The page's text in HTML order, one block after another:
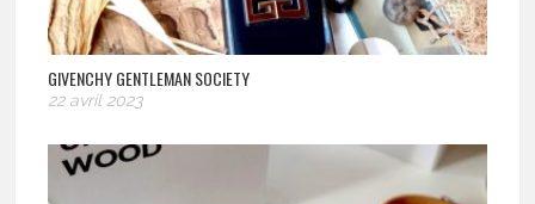
GIVENCHY GENTLEMAN SOCIETY
22 avril 2023